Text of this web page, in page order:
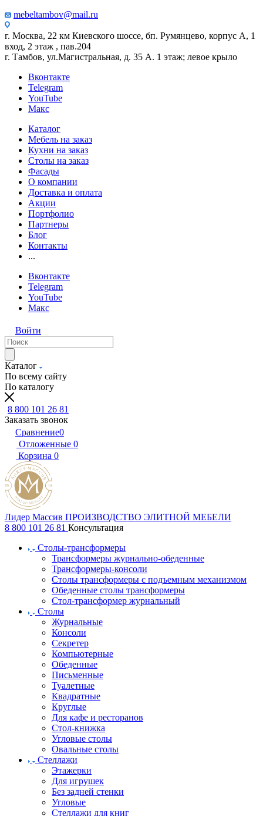
mebeltambov@mail.ru
г. Москва, 22 км Киевского шоссе, бп. Румянцево, корпус А, 1
вход, 2 этаж , пав.204
г. Тамбов, ул.Магистральная, д. 35 А. 1 этаж; левое крыло
Вконтакте
Telegram
YouTube
Макс
Каталог
Мебель на заказ
Кухни на заказ
Столы на заказ
Фасады
О компании
Доставка и оплата
Акции
Портфолио
Партнеры
Блог
Контакты
...
Вконтакте
Telegram
YouTube
Макс
Войти
Каталог
По всему сайту
По каталогу
8 800 101 26 81
Заказать звонок
Сравнение0
Отложенные 0
Корзина 0
Лидер Массив ПРОИЗВОДСТВО ЭЛИТНОЙ МЕБЕЛИ
8 800 101 26 81 Консультация
Столы-трансформеры
Трансформеры журнально-обеденные
Трансформеры-консоли
Столы трансформеры с подъемным механизмом
Обеденные столы трансформеры
Стол-трансформер журнальный
Столы
Журнальные
Консоли
Секретер
Компьютерные
Обеденные
Письменные
Туалетные
Квадратные
Круглые
Для кафе и ресторанов
Стол-книжка
Угловые столы
Овальные столы
Стеллажи
Этажерки
Для игрушек
Без задней стенки
Угловые
Стеллажи для книг